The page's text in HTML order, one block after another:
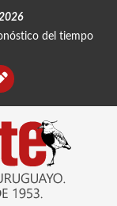
del tiempo